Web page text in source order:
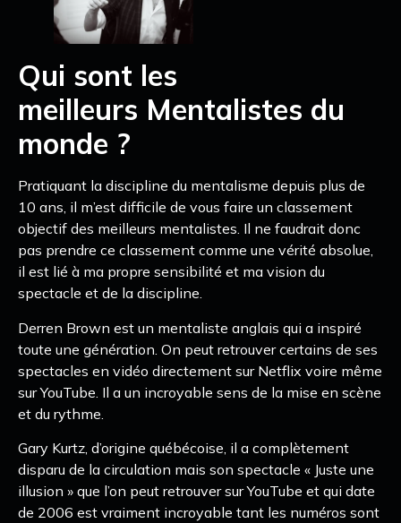
Qui sont les
meilleurs Mentalistes du
monde ?
Pratiquant la discipline du mentalisme depuis plus de
10 ans, il m’est difficile de vous faire un classement
objectif des meilleurs mentalistes. Il ne faudrait donc
pas prendre ce classement comme une vérité absolue,
il est lié à ma propre sensibilité et ma vision du
spectacle et de la discipline.
Derren Brown est un mentaliste anglais qui a inspiré
toute une génération. On peut retrouver certains de ses
spectacles en vidéo directement sur Netflix voire même
sur YouTube. Il a un incroyable sens de la mise en scène
et du rythme.
Gary Kurtz, d’origine québécoise, il a complètement
disparu de la circulation mais son spectacle « Juste une
illusion » que l’on peut retrouver sur YouTube et qui date
de 2006 est vraiment incroyable tant les numéros sont